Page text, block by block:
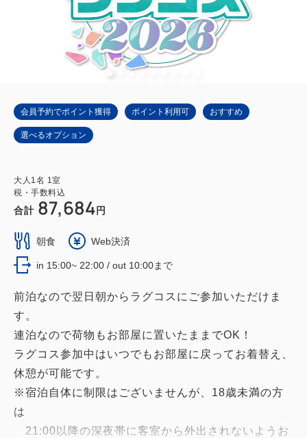
会員予約でポイント獲得 ポイント利用可 おすすめ
選べるオプション
大人 1名 1室
税・手数料込
合計 87,684 円
朝食 Web決済
in 15:00~ 22:00 / out 10:00まで
前泊なので翌日朝からラグコスにご参加いただけま
す。
連泊なので荷物もお部屋に置いたままでOK！
ラグコス参加中はいつでもお部屋に戻ってお着替え、
休憩が可能です。
※宿泊自体に制限はございませんが、18歳未満の方
は
21:00以降の深夜帯に客室から外出されないようお